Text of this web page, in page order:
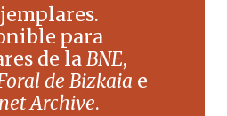
para
de laBNE,
de Bizkaia e
Archive.